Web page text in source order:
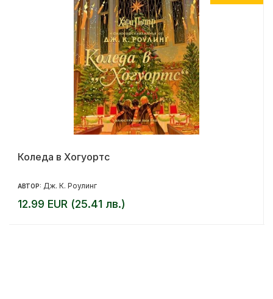
Коледа в Хогуортс
АВТОР: Дж. К. Роулинг
12.99 EUR (25.41 лв.)